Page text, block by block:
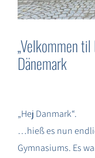
„Velkommen
Dänemark
„Hej Danmark“.
…hieß es nun
Gymnasiums. Es